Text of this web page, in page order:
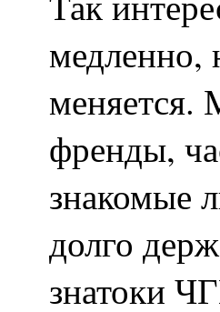
медленно,
меняется.
френды,
знакомые
долго
знатоки